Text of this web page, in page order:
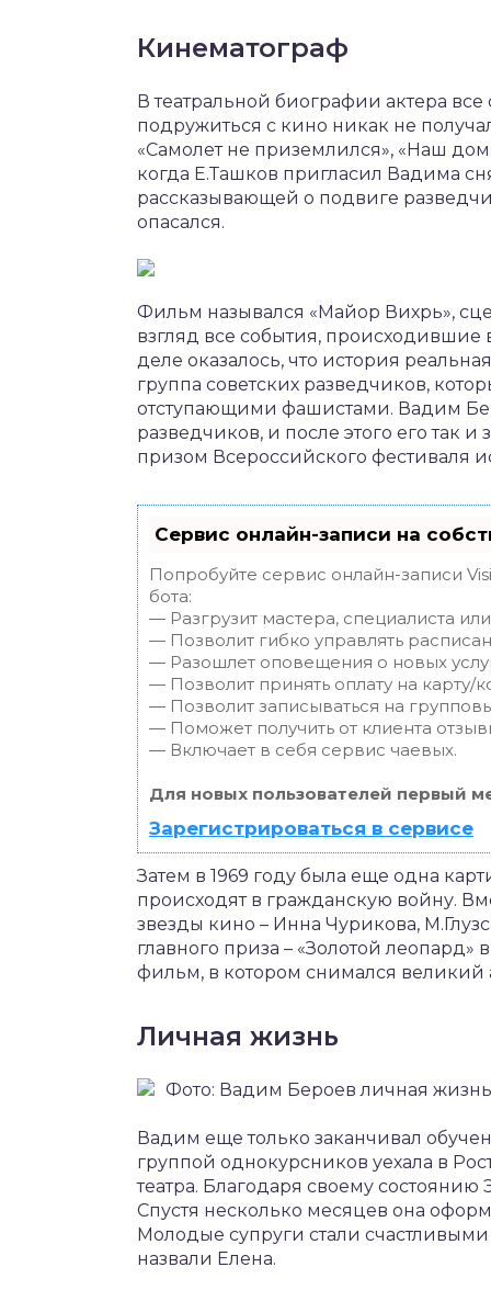
Кинематограф
В театральной биографии актера
подружиться с кино никак не
«Самолет не приземлился», «Наш
когда Е.Ташков пригласил Вадима
рассказывающей о подвиге
опасался.
Фильм назывался «Майор Вихрь»,
взгляд все события,
деле оказалось, что история
группа советских разведчиков,
отступающими фашистами. Вадим
разведчиков, и после этого его так
призом Всероссийского фестиваля
Сервис онлайн-записи на
Попробуйте сервис онлайн-записи
бота:
— Разгрузит мастера, специалиста
— Позволит гибко управлять
— Разошлет оповещения о новых
— Позволит принять оплату на карту/
— Позволит записываться на
— Поможет получить от клиента
— Включает в себя сервис чаевых.
Для новых пользователей первый
Зарегистрироваться в сервисе
Затем в 1969 году была еще одна
происходят в гражданскую войну.
звезды кино – Инна Чурикова,
главного приза – «Золотой
фильм, в котором снимался великий
Личная жизнь
Фото: Вадим Бероев личная жизнь
Вадим еще только заканчивал
группой однокурсников уехала в
театра. Благодаря своему
Спустя несколько месяцев она
Молодые супруги стали
назвали Елена.